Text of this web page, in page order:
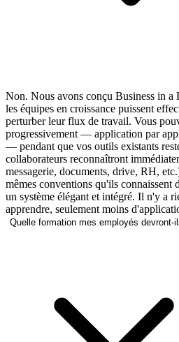
Non. Nous avons conçu Business in a
les équipes en croissance puissent
perturber leur flux de travail. Vous
progressivement — application par
— pendant que vos outils existants
collaborateurs reconnaîtront
messagerie, documents, drive, RH,
mêmes conventions qu'ils connaissent
un système élégant et intégré. Il n'y a
apprendre, seulement moins
Quelle formation mes employés devront-